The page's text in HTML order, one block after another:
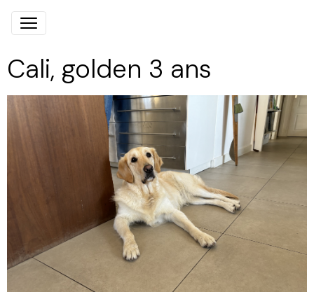
Cali, golden 3 ans